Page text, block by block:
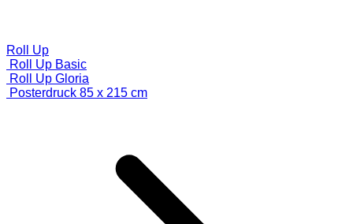
Roll Up
Roll Up Basic
Roll Up Gloria
Posterdruck 85 x 215 cm